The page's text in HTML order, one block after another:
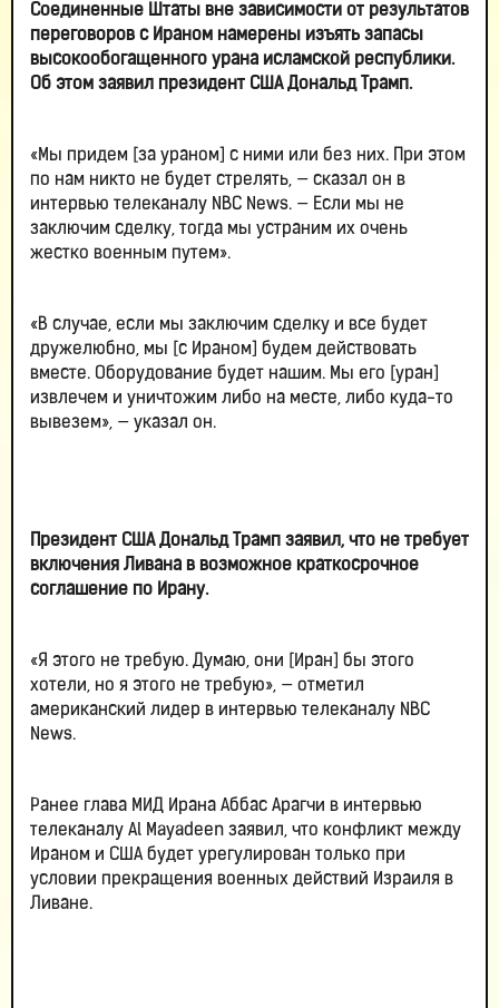
Соединенные Штаты вне зависимости от результатов
переговоров с Ираном намерены изъять запасы
высокообогащенного урана исламской республики.
Об этом заявил президент США Дональд Трамп.
«Мы придем [за ураном] с ними или без них. При этом
по нам никто не будет стрелять, — сказал он в
интервью телеканалу NBC News. — Если мы не
заключим сделку, тогда мы устраним их очень
жестко военным путем».
«В случае, если мы заключим сделку и все будет
дружелюбно, мы [с Ираном] будем действовать
вместе. Оборудование будет нашим. Мы его [уран]
извлечем и уничтожим либо на месте, либо куда-то
вывезем», — указал он.
Президент США Дональд Трамп заявил, что не требует
включения Ливана в возможное краткосрочное
соглашение по Ирану.
«Я этого не требую. Думаю, они [Иран] бы этого
хотели, но я этого не требую», — отметил
американский лидер в интервью телеканалу NBC
News.
Ранее глава МИД Ирана Аббас Арагчи в интервью
телеканалу Al Mayadeen заявил, что конфликт между
Ираном и США будет урегулирован только при
условии прекращения военных действий Израиля в
Ливане.